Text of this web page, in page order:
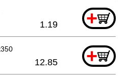
+
1.19
+
12.85